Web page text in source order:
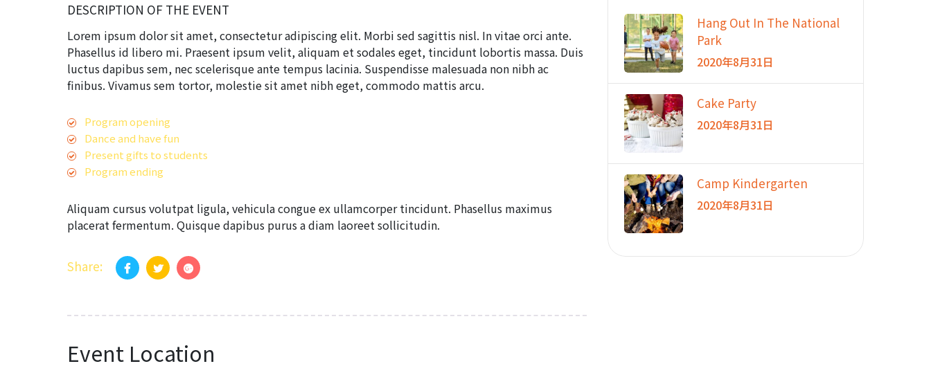
DESCRIPTION OF THE EVENT
Lorem ipsum dolor sit amet, consectetur adipiscing elit. Morbi sed sagittis nisl. In vitae orci ante.
Phasellus id libero mi. Praesent ipsum velit, aliquam et sodales eget, tincidunt lobortis massa. Duis
luctus dapibus sem, nec scelerisque ante tempus lacinia. Suspendisse malesuada non nibh ac
finibus. Vivamus sem tortor, molestie sit amet nibh eget, commodo mattis arcu.
Program opening
Dance and have fun
Present gifts to students
Program ending
Aliquam cursus volutpat ligula, vehicula congue ex ullamcorper tincidunt. Phasellus maximus
placerat fermentum. Quisque dapibus purus a diam laoreet sollicitudin.
Share:
Event Location
Hang Out In The National
Park
2020年8月31日
Cake Party
2020年8月31日
Camp Kindergarten
2020年8月31日